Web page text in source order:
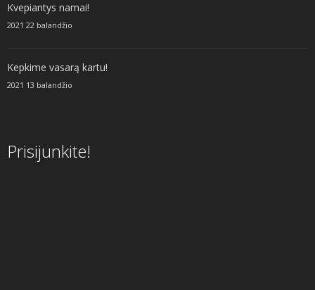
Kvepiantys namai!
2021 22 balandžio
Kepkime vasarą kartu!
2021 13 balandžio
Prisijunkite!